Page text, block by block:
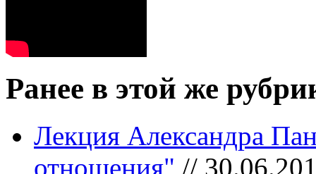
Ранее в этой же
Лекция Александра
отношения" //